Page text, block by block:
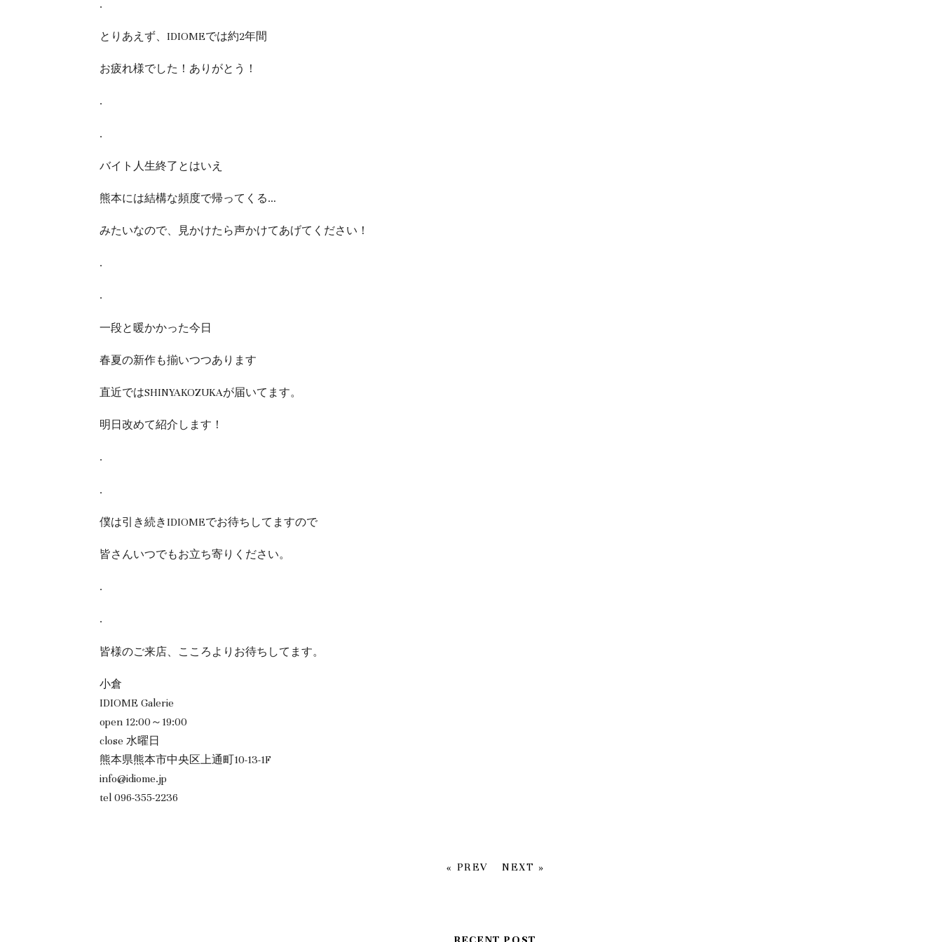
.
とりあえず、IDIOMEでは約2年間
お疲れ様でした！ありがとう！
.
.
バイト人生終了とはいえ
熊本には結構な頻度で帰ってくる…
みたいなので、見かけたら声かけてあげてください！
.
.
一段と暖かかった今日
春夏の新作も揃いつつあります
直近ではSHINYAKOZUKAが届いてます。
明日改めて紹介します！
.
.
僕は引き続きIDIOMEでお待ちしてますので
皆さんいつでもお立ち寄りください。
.
.
皆様のご来店、こころよりお待ちしてます。
小倉
IDIOME Galerie
open 12:00～19:00
close 水曜日
熊本県熊本市中央区上通町10-13-1F
info@idiome.jp
tel 096-355-2236
« PREV NEXT »